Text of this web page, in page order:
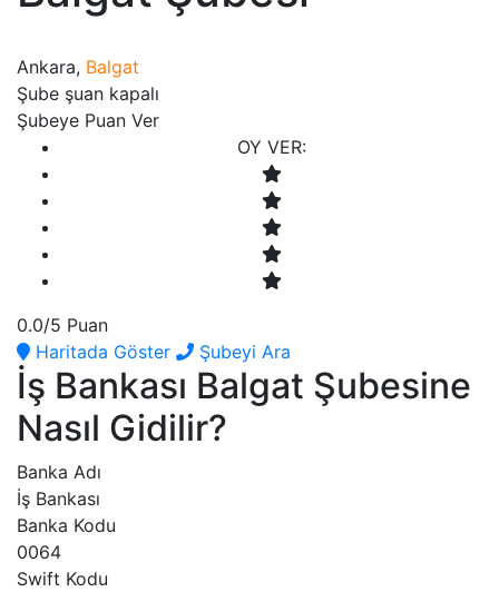
Ankara, Balgat
Şube şuan kapalı
Şubeye Puan Ver
OY VER:
0.0/5 Puan
Haritada Göster
Şubeyi Ara
İş Bankası Balgat Şubesine
Nasıl Gidilir?
Banka Adı
İş Bankası
Banka Kodu
0064
Swift Kodu